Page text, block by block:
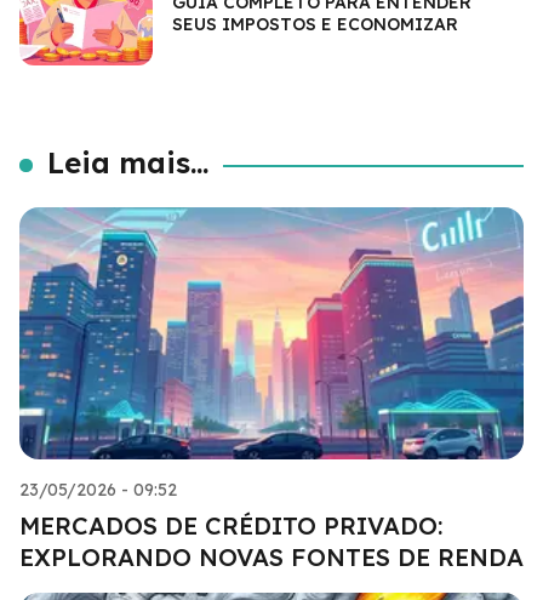
SEUS IMPOSTOS E ECONOMIZAR
Leia mais...
23/05/2026 - 09:52
MERCADOS DE CRÉDITO PRIVADO:
EXPLORANDO NOVAS FONTES DE RENDA